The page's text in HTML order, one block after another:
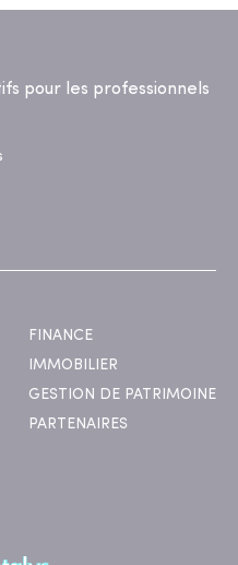
pour les professionnels
FINANCE
IMMOBILIER
GESTION DE PATRIMOINE
PARTENAIRES